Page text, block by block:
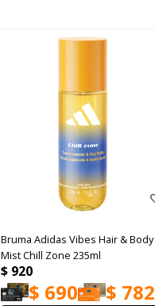
Bruma Adidas Vibes Hair & Body
Mist Chill Zone 235ml
$ 920
$ 690 $ 782